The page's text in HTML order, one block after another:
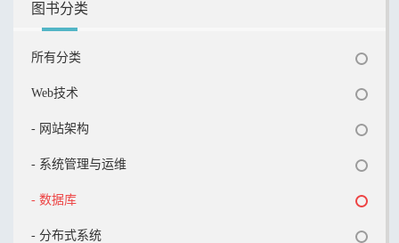
图书分类
所有分类
Web技术
- 网站架构
- 系统管理与运维
- 数据库
- 分布式系统